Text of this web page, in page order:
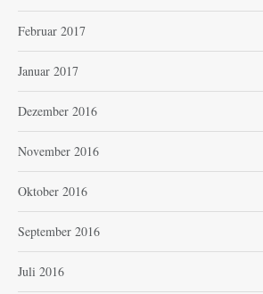
Februar 2017
Januar 2017
Dezember 2016
November 2016
Oktober 2016
September 2016
Juli 2016